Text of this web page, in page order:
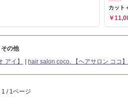
カット
￥
の他
アイ】
hair salon coco. 【ヘアサロン ココ】
1 / 1ページ